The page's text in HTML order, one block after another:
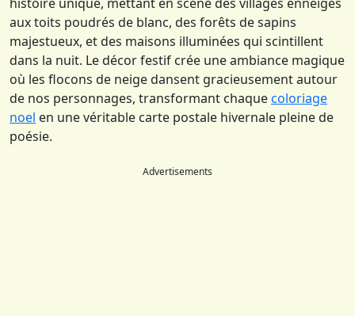
aux toits poudrés de blanc, des forêts de sapins
majestueux, et des maisons illuminées qui scintillent
dans la nuit. Le décor festif crée une ambiance magique
où les flocons de neige dansent gracieusement autour
de nos personnages, transformant chaquecoloriage
noel en une véritable carte postale hivernale pleine de
poésie.
Advertisements